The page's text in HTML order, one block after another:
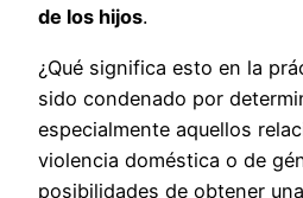
de los hijos.
¿Qué significa esto en la
sido condenado por
especialmente aquellos
violencia doméstica o de
posibilidades de obtener